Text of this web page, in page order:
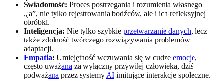
Świadomość: Proces postrzegania i rozumienia własnego
„ja”, nie tylko rejestrowania bodźców, ale i ich refleksyjnej
obróbki.
Inteligencja: Nie tylko szybkie przetwarzanie danych, lecz
także zdolność twórczego rozwiązywania problemów i
adaptacji.
Empatia: Umiejętność wczuwania się w cudze emocje,
często uważana za wyłączny przywilej człowieka, dziś
podważana przez systemy AI imitujące interakcje społeczne.